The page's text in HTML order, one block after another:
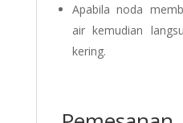
Apabila noda
air kemudian
kering.